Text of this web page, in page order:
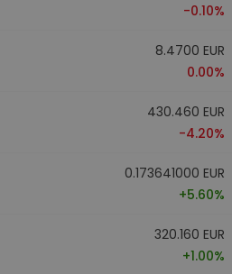
-0.10%
8.4700 EUR
0.00%
430.460 EUR
-4.20%
0.173641000 EUR
+5.60%
320.160 EUR
+1.00%